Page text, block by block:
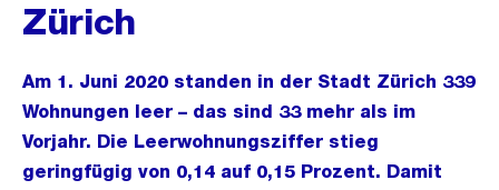
Zürich
Am 1. Juni 2020 standen in der Stadt Zürich 339
Wohnungen leer – das sind 33 mehr als im
Vorjahr. Die Leerwohnungsziffer stieg
geringfügig von 0,14 auf 0,15 Prozent. Damit